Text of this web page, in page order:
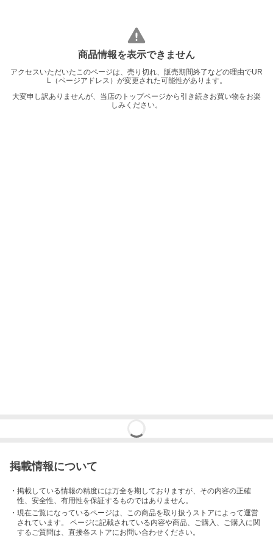
商品情報を表示できません
アクセスいただいたこのページは、売り切れ、販売期間終了などの理由でUR
L（ページアドレス）が変更された可能性があります。
大変申し訳ありませんが、当店のトップページから引き続きお買い物をお楽
しみください。
掲載情報について
・掲載している情報の精度には万全を期しておりますが、その内容の正確
性、安全性、有用性を保証するものではありません。
・現在ご覧になっているページは、この商品を取り扱うストアによって運営
されています。 ページに記載されている内容や商品、ご購入 、ご購入に関
するご質問は、直接各ストアにお問い合わせください。